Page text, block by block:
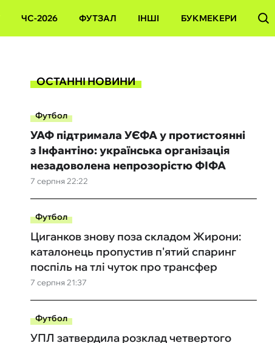
ЧС-2026 ФУТЗАЛ ІНШІ БУКМЕКЕРИ
ОСТАННІ НОВИНИ
Футбол
7 серпня 22:22
УАФ підтримала УЄФА у протистоянні
з Інфантіно: українська організація
незадоволена непрозорістю ФІФА
Футбол
7 серпня 21:37
Циганков знову поза складом Жирони:
каталонець пропустив п'ятий спаринг
поспіль на тлі чуток про трансфер
Футбол
УПЛ затвердила розклад четвертого